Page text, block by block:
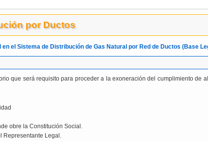
por Ductos
el Sistema de Distribución de Gas Natural por Red de Ductos (Base
que será requisito para proceder a la exoneración del cumplimiento
obre la Constitución Social.
Representante Legal.